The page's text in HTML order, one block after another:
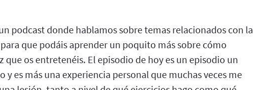
podcast donde hablamos sobre temas relacionados con la
que podáis aprender un poquito más sobre cómo
que os entretenéis. El episodio de hoy es un episodio un
es más una experiencia personal que muchas veces me